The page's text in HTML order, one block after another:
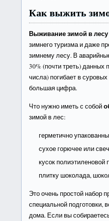
Как выжить
Выживание зимой в лесу
зимнего туризма и даже
зимнему лесу. В
30% (почти треть) данных
числа) погибает в
большая цифра.
Что нужно иметь с собой
зимой в лес:
герметично
сухое горючее или
кусок полиэтиленовой
плитку шоколада,
Это очень простой набор
специальной подготовки,
дома. Если вы